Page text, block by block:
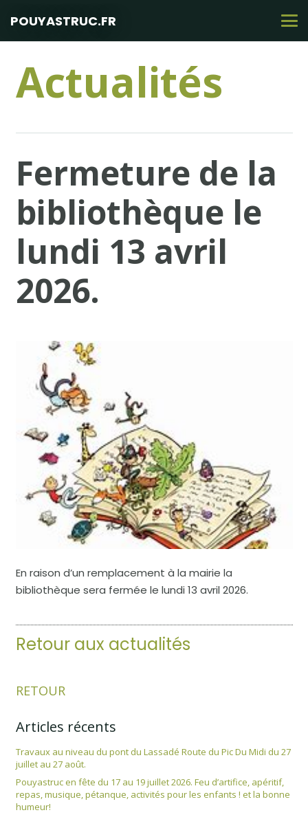
POUYASTRUC.FR
Actualités
Fermeture de la
bibliothèque le
lundi 13 avril
2026.
En raison d’un remplacement à la mairie la
bibliothèque sera fermée le lundi 13 avril 2026.
Retour aux actualités
RETOUR
Articles récents
Travaux au niveau du pont du Lassadé Route du Pic Du Midi du 27
juillet au 27 août.
Pouyastruc en fête du 17 au 19 juillet 2026. Feu d’artifice, apéritif,
repas, musique, pétanque, activités pour les enfants ! et la bonne
humeur!